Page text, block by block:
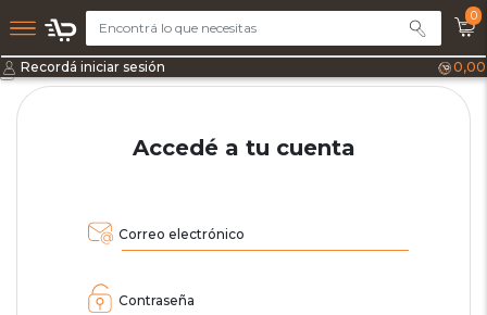
0
Recordá iniciar sesión 0,00
Accedé a tu cuenta
Correo electrónico
Contraseña